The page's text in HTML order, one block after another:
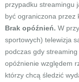
przypadku streamingu
być ograniczona przez
Brak opóźnień. W
sportowych) telewizja
podczas gdy
opóźnienie względem
którzy chcą śledzić